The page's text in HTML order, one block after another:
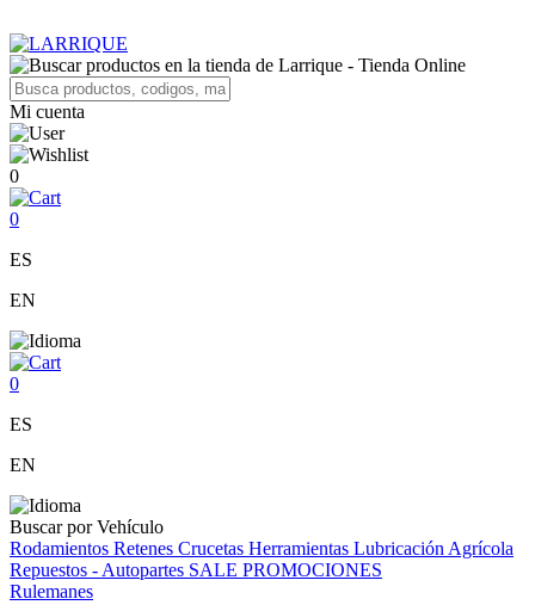
Mi cuenta
0
0
ES
EN
0
ES
EN
Buscar por Vehículo
Rodamientos Retenes Crucetas Herramientas Lubricación Agrícola
Repuestos - Autopartes SALE PROMOCIONES
Rulemanes